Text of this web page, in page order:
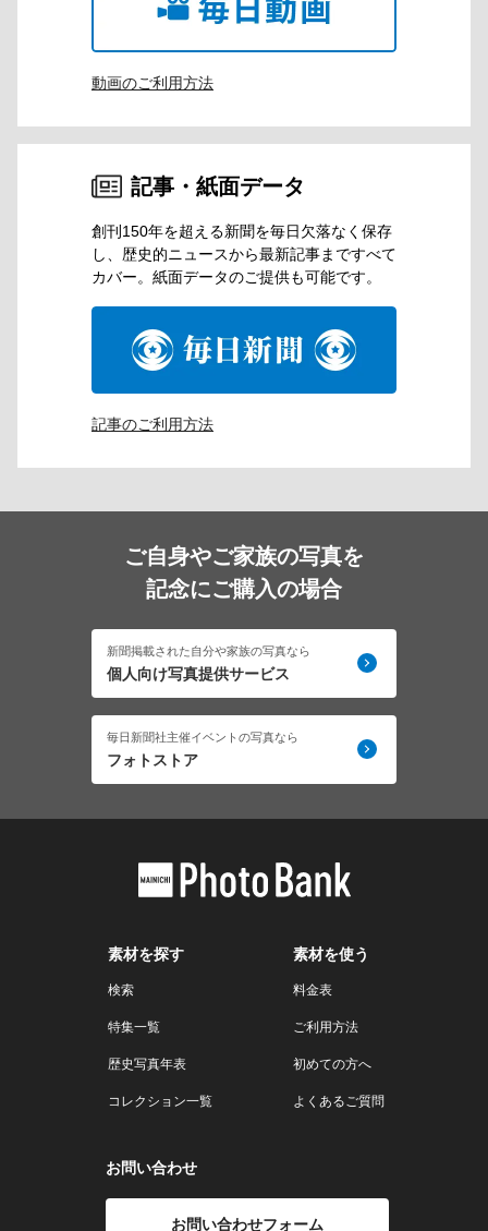
動画のご利用方法
記事・紙面データ
創刊150年を超える新聞を毎⽇⽋落なく保存
し、歴史的ニュースから最新記事まですべて
カバー。紙⾯データのご提供も可能です。
記事のご利用方法
ご⾃⾝やご家族の写真を
記念にご購⼊の場合
新聞掲載された⾃分や家族の写真なら
個人向け写真提供サービス
毎⽇新聞社主催イベントの写真なら
フォトストア
素材を探す
検索
特集一覧
歴史写真年表
コレクション一覧
素材を使う
料金表
ご利用方法
初めての方へ
よくあるご質問
お問い合わせ
お問い合わせフォーム